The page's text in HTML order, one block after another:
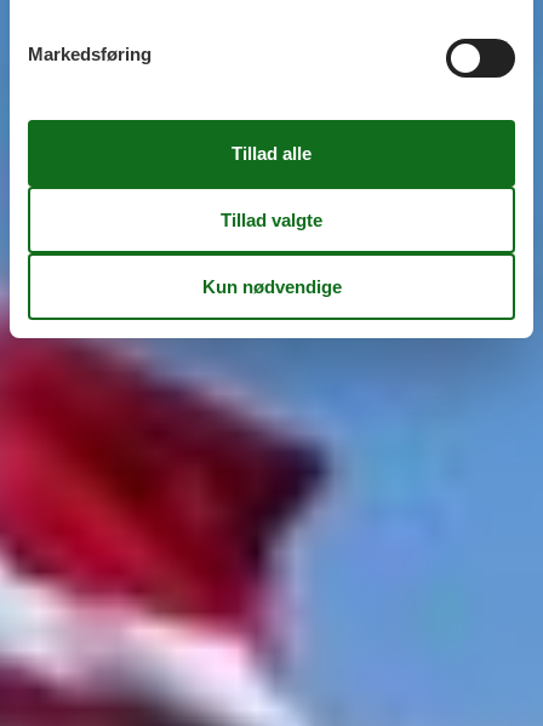
Markedsføring